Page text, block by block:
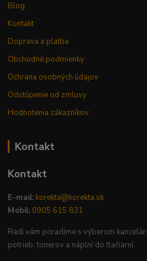
Blog
Kontakt
Doprava a platba
Obchodné podmienky
Ochrana osobných údajov
Odstúpenie od zmluvy
Hodnotenia zákazníkov
Kontakt
Kontakt
E-mail: korekta@korekta.sk
Mobil: 0905 615 831
Radi vám poradíme s výberom
potrieb, tonerov a náplní do tlačiarní.